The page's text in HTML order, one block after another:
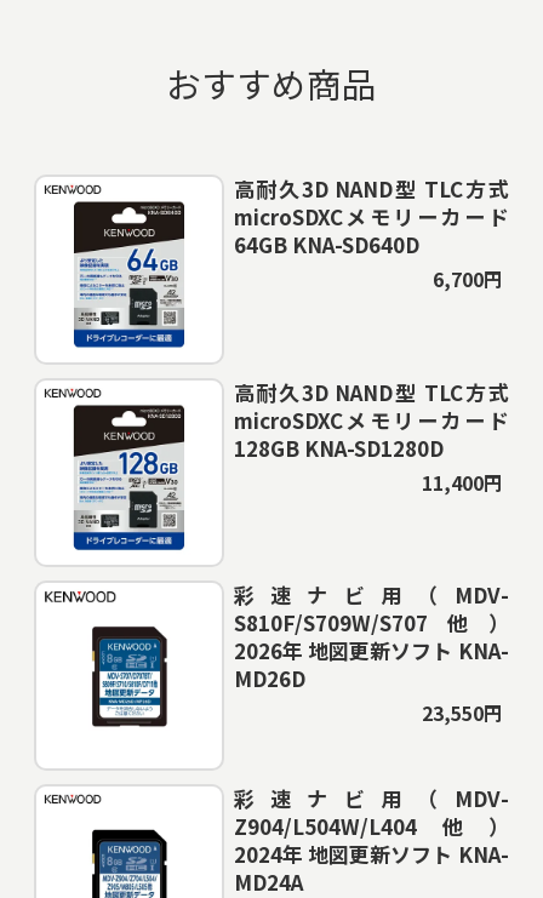
おすすめ商品
高耐久3D NAND型 TLC方式
microSDXCメモリーカード
64GB KNA-SD640D
6,700円
高耐久3D NAND型 TLC方式
microSDXCメモリーカード
128GB KNA-SD1280D
11,400円
彩速ナビ用（MDV-
S810F/S709W/S707他）
2026年 地図更新ソフト KNA-
MD26D
23,550円
彩速ナビ用（MDV-
Z904/L504W/L404他）
2024年 地図更新ソフト KNA-
MD24A